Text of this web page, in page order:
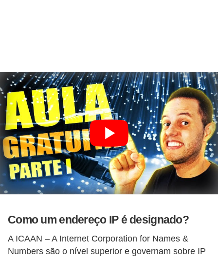
Como um endereço IP é designado?
A ICAAN – A Internet Corporation for Names &
Numbers são o nível superior e governam sobre IP